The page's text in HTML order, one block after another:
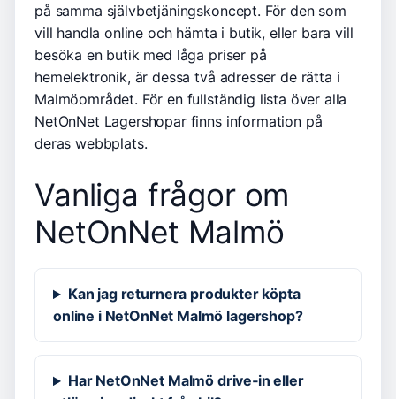
på samma självbetjäningskoncept. För den som
vill handla online och hämta i butik, eller bara vill
besöka en butik med låga priser på
hemelektronik, är dessa två adresser de rätta i
Malmöområdet. För en fullständig lista över alla
NetOnNet Lagershopar finns information på
deras webbplats.
Vanliga frågor om
NetOnNet Malmö
Kan jag returnera produkter köpta
online i NetOnNet Malmö lagershop?
Har NetOnNet Malmö drive‑in eller